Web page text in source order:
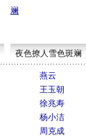
夜色撩人雪色斑斓
燕云
王玉朝
徐兆寿
杨小洁
周克成